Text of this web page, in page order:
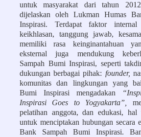
untuk masyarakat dari tahun
dijelaskan oleh Lukman Humas
Inspirasi. Terdapat faktor internal
keikhlasan, tanggung jawab,
memiliki rasa keinginantahuan
eksternal juga mendukung
Sampah Bumi Inspirasi, seperti
dukungan berbagai pihak: founder,
komunitas dan lingkungan yang
Bumi Inspirasi mengadakan
Inspirasi Goes to Yogyakarta”,
pelatihan anggota, dan edukasi, hal
untuk menciptakan hubungan secara
Bank Sampah Bumi Inspirasi.